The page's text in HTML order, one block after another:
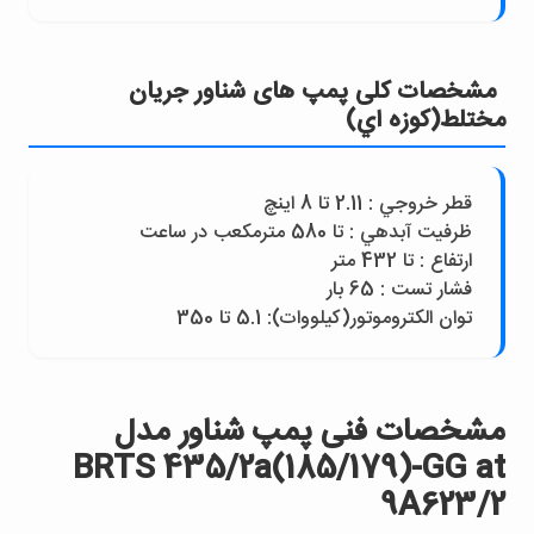
مشخصات کلی پمپ های شناور جريان
مختلط(کوزه اي)
قطر خروجي : 2.11 تا 8 اينچ
ظرفيت آبدهي : تا 580 مترمکعب در ساعت
ارتفاع : تا 432 متر
فشار تست : 65 بار
توان الکتروموتور(کيلووات): 5.1 تا 350
مشخصات فنی پمپ شناور مدل
BRTS 435/2a(185/179)-GG at
9A623/2